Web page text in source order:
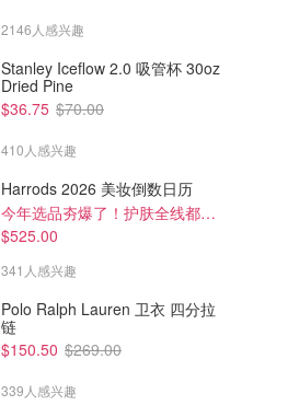
2146人感兴趣
Stanley Iceflow 2.0 吸管杯 30oz
Dried Pine
$36.75 $70.00
410人感兴趣
Harrods 2026 美妆倒数日历
今年选品夯爆了！护肤全线都很绝
$525.00
341人感兴趣
Polo Ralph Lauren 卫衣 四分拉
链
$150.50 $269.00
339人感兴趣